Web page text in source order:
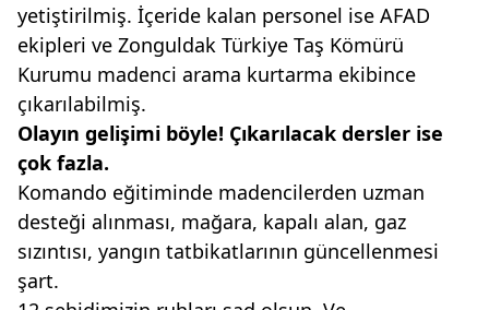
yetiştirilmiş. İçeride kalan personel ise AFAD
ekipleri ve Zonguldak Türkiye Taş Kömürü
Kurumu madenci arama kurtarma ekibince
çıkarılabilmiş.
Olayın gelişimi böyle! Çıkarılacak dersler ise
çok fazla.
Komando eğitiminde madencilerden uzman
desteği alınması, mağara, kapalı alan, gaz
sızıntısı, yangın tatbikatlarının güncellenmesi
şart.